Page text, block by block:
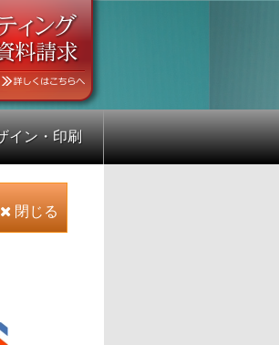
イン・印刷
閉じる